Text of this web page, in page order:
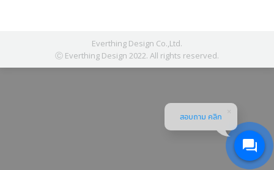
Everthing Design Co.,Ltd.
Ⓒ Everthing Design 2022. All rights reserved.
สอบถาม คลิก